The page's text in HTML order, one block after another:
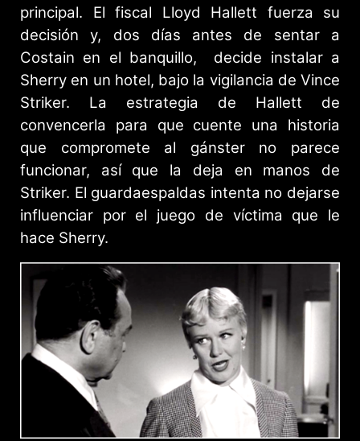
principal. El fiscal Lloyd Hallett fuerza su
decisión y, dos días antes de sentar a
Costain en el banquillo, decide instalar a
Sherry en un hotel, bajo la vigilancia de Vince
Striker. La estrategia de Hallett de
convencerla para que cuente una historia
que compromete al gánster no parece
funcionar, así que la deja en manos de
Striker. El guardaespaldas intenta no dejarse
influenciar por el juego de víctima que le
hace Sherry.